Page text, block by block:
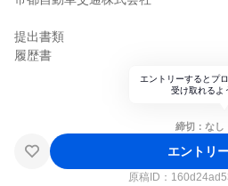
提出書類
履歴書
エントリーするとプ
受け取れるよ
締切：なし
エントリ
原稿ID：